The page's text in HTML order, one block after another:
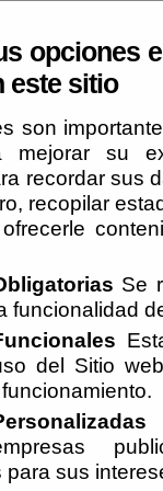
opciones
este sitio
son
mejorar su
recordar sus
recopilar
Se
funcionalidad
del Sitio
para sus
Turismo
a